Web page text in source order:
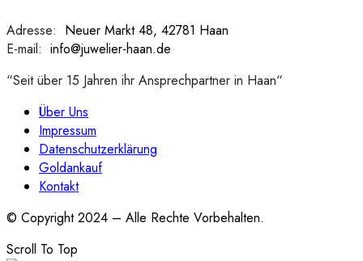
Adresse: Neuer Markt 48, 42781 Haan
E-mail: info@juwelier-haan.de
“Seit über 15 Jahren ihr Ansprechpartner in Haan“
Über Uns
Impressum
Datenschutzerklärung
Goldankauf
Kontakt
© Copyright 2024 – Alle Rechte Vorbehalten.
Scroll To Top